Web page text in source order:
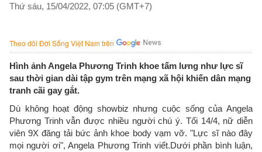
Thứ sáu, 15/04/2022, 07:05 (GMT+7)
Theo dõi Đời Sống Việt Nam trên
Hình ảnh Angela Phương Trinh khoe tấm lưng như lực sĩ
sau thời gian dài tập gym trên mạng xã hội khiến dân mạng
tranh cãi gay gắt.
Dù không hoạt động showbiz nhưng cuộc sống của Angela
Phương Trinh vẫn được nhiều người chú ý. Tối 14/4, nữ diễn
viên 9X đăng tải bức ảnh khoe body vạm vỡ. "Lực sĩ nào đây
mọi người ơi", Angela Phương Trinh viết.Dưới phần bình luận,